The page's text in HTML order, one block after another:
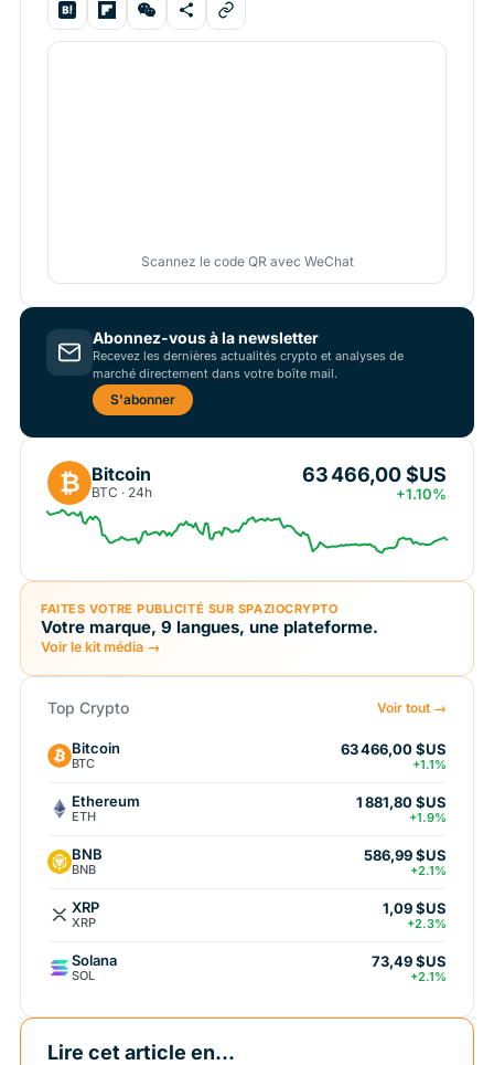
Scannez le code QR avec WeChat
Abonnez-vous à la newsletter
Recevez les dernières actualités crypto et analyses de
marché directement dans votre boîte mail.
S'abonner
₿ Bitcoin
BTC · 24h
63 466,00 $US
+1.10%
FAITES VOTRE PUBLICITÉ SUR SPAZIOCRYPTO
Votre marque, 9 langues, une plateforme.
Voir le kit média →
Top Crypto Voir tout →
Bitcoin
BTC
63 466,00 $US
+1.1%
Ethereum
ETH
1 881,80 $US
+1.9%
BNB
BNB
586,99 $US
+2.1%
XRP
XRP
1,09 $US
+2.3%
Solana
SOL
73,49 $US
+2.1%
Lire cet article en...